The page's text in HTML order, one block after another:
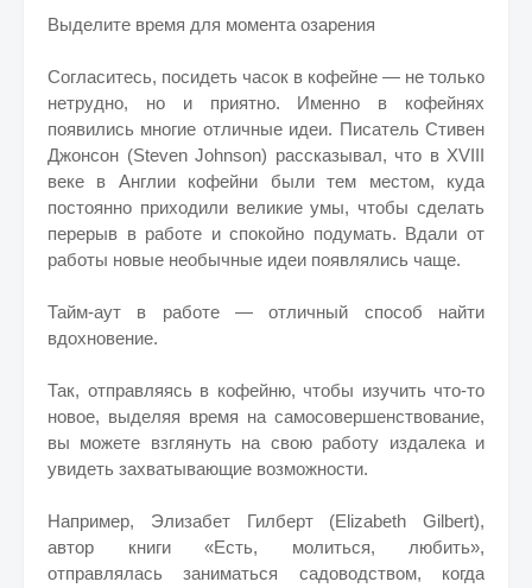
Выделите время для момента озарения
Согласитесь, посидеть часок в кофейне — не только
нетрудно, но и приятно. Именно в кофейнях
появились многие отличные идеи. Писатель Стивен
Джонсон (Steven Johnson) рассказывал, что в XVIII
веке в Англии кофейни были тем местом, куда
постоянно приходили великие умы, чтобы сделать
перерыв в работе и спокойно подумать. Вдали от
работы новые необычные идеи появлялись чаще.
Тайм-аут в работе — отличный способ найти
вдохновение.
Так, отправляясь в кофейню, чтобы изучить что-то
новое, выделяя время на самосовершенствование,
вы можете взглянуть на свою работу издалека и
увидеть захватывающие возможности.
Например, Элизабет Гилберт (Elizabeth Gilbert),
автор книги «Есть, молиться, любить»,
отправлялась заниматься садоводством, когда